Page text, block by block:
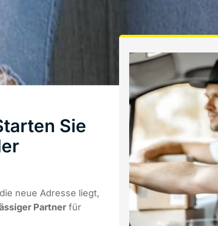
Sie
neue Adresse liegt,
Partner für